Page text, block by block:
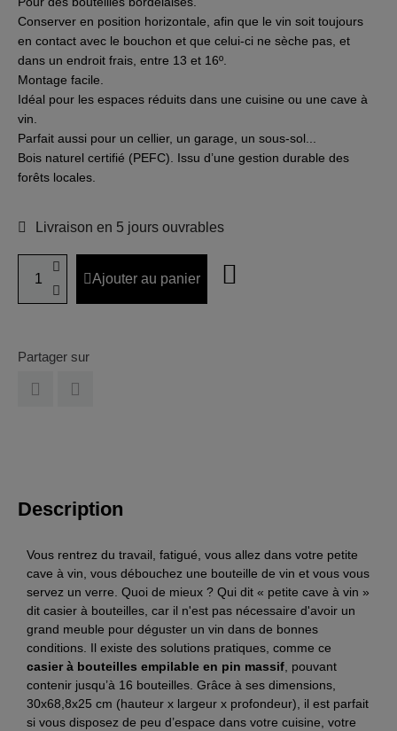
Conserver en position horizontale, afin que le vin soit toujours
en contact avec le bouchon et que celui-ci ne sèche pas, et
dans un endroit frais, entre 13 et 16º.
Montage facile.
Idéal pour les espaces réduits dans une cuisine ou une cave à
vin.
Parfait aussi pour un cellier, un garage, un sous-sol...
Bois naturel certifié (PEFC). Issu d’une gestion durable des
forêts locales.
Livraison en 5 jours ouvrables
Ajouter au panier
Partager sur
Description
Vous rentrez du travail, fatigué, vous allez dans votre petite
cave à vin, vous débouchez une bouteille de vin et vous vous
servez un verre. Quoi de mieux ? Qui dit « petite cave à vin »
dit casier à bouteilles, car il n'est pas nécessaire d'avoir un
grand meuble pour déguster un vin dans de bonnes
conditions. Il existe des solutions pratiques, comme ce
casier à bouteilles empilable en pin massif, pouvant
contenir jusqu’à 16 bouteilles. Grâce à ses dimensions,
30x68,8x25 cm (hauteur x largeur x profondeur), il est parfait
si vous disposez de peu d’espace dans votre cuisine, votre